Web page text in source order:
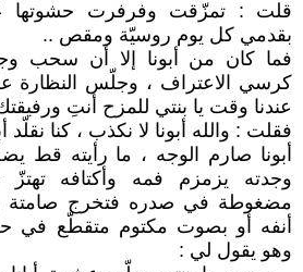
قلت : تمزّقت وفرفرت حشوتها
بقدمي كل يوم روسيّة ومقص ..
فما كان من أبونا إلا أن سحب
كرسي الاعتراف ، وجلّس النظارة
عندنا وقت يا بنتي للمزح أنتِ
فقلت : والله أبونا لا نكذب ، كنا
أبونا صارم الوجه ، ما رأيته قط
وجدته يزمزم فمه وأكتافه
مضغوطة في صدره فتخرج صامتة
أنفه أو بصوت مكتوم متقطّع في
وهو يقول لي :